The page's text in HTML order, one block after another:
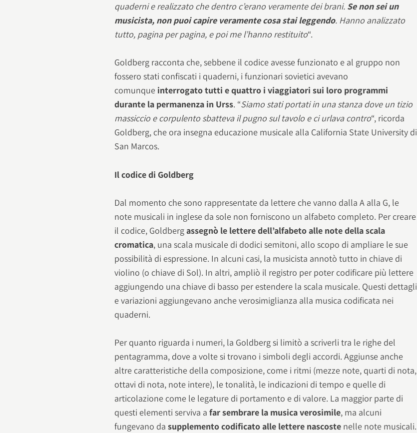
quaderni e realizzato che dentro c’erano veramente dei brani. Se non sei un
musicista, non puoi capire veramente cosa stai leggendo. Hanno analizzato
tutto, pagina per pagina, e poi me l’hanno restituito“.
Goldberg racconta che, sebbene il codice avesse funzionato e al gruppo non
fossero stati confiscati i quaderni, i funzionari sovietici avevano
comunque interrogato tutti e quattro i viaggiatori sui loro programmi
durante la permanenza in Urss. “Siamo stati portati in una stanza dove un tizio
massiccio e corpulento sbatteva il pugno sul tavolo e ci urlava contro“, ricorda
Goldberg, che ora insegna educazione musicale alla California State University di
San Marcos.
Il codice di Goldberg
Dal momento che sono rappresentate da lettere che vanno dalla A alla G, le
note musicali in inglese da sole non forniscono un alfabeto completo. Per creare
il codice, Goldbergassegnò le lettere dell’alfabeto alle note della scala
cromatica, una scala musicale di dodici semitoni, allo scopo di ampliare le sue
possibilità di espressione. In alcuni casi, la musicista annotò tutto in chiave di
violino (o chiave di Sol). In altri, ampliò il registro per poter codificare più lettere
aggiungendo una chiave di basso per estendere la scala musicale. Questi dettagli
e variazioni aggiungevano anche verosimiglianza alla musica codificata nei
quaderni.
Per quanto riguarda i numeri, la Goldberg si limitò a scriverli tra le righe del
pentagramma, dove a volte si trovano i simboli degli accordi. Aggiunse anche
altre caratteristiche della composizione, come i ritmi (mezze note, quarti di nota,
ottavi di nota, note intere), le tonalità, le indicazioni di tempo e quelle di
articolazione come le legature di portamento e di valore. La maggior parte di
questi elementi serviva afar sembrare la musica verosimile, ma alcuni
fungevano dasupplemento codificato alle lettere nascoste nelle note musicali.